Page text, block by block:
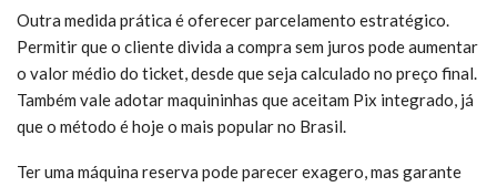
Outra medida prática é oferecer parcelamento estratégico.
Permitir que o cliente divida a compra sem juros pode aumentar
o valor médio do ticket, desde que seja calculado no preço final.
Também vale adotar maquininhas que aceitam Pix integrado, já
que o método é hoje o mais popular no Brasil.
Ter uma máquina reserva pode parecer exagero, mas garante